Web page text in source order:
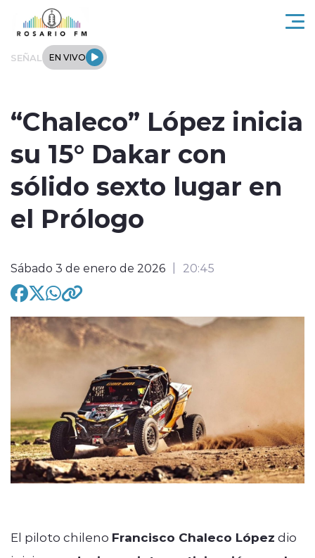
Click acá para ir directamente al contenido
SEÑAL EN VIVO
Regionales
Tendencias
Deportes
Entrevistas
modo claro
“Chaleco” López inicia
su 15° Dakar con
sólido sexto lugar en
el Prólogo
Sábado 3 de enero de 2026 20:45
El piloto chileno Francisco Chaleco López dio